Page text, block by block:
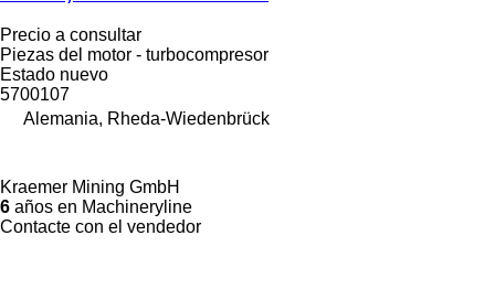
Precio a consultar
Piezas del motor - turbocompresor
Estado nuevo
5700107
Alemania, Rheda-Wiedenbrück
Kraemer Mining GmbH
6 años en Machineryline
Contacte con el vendedor